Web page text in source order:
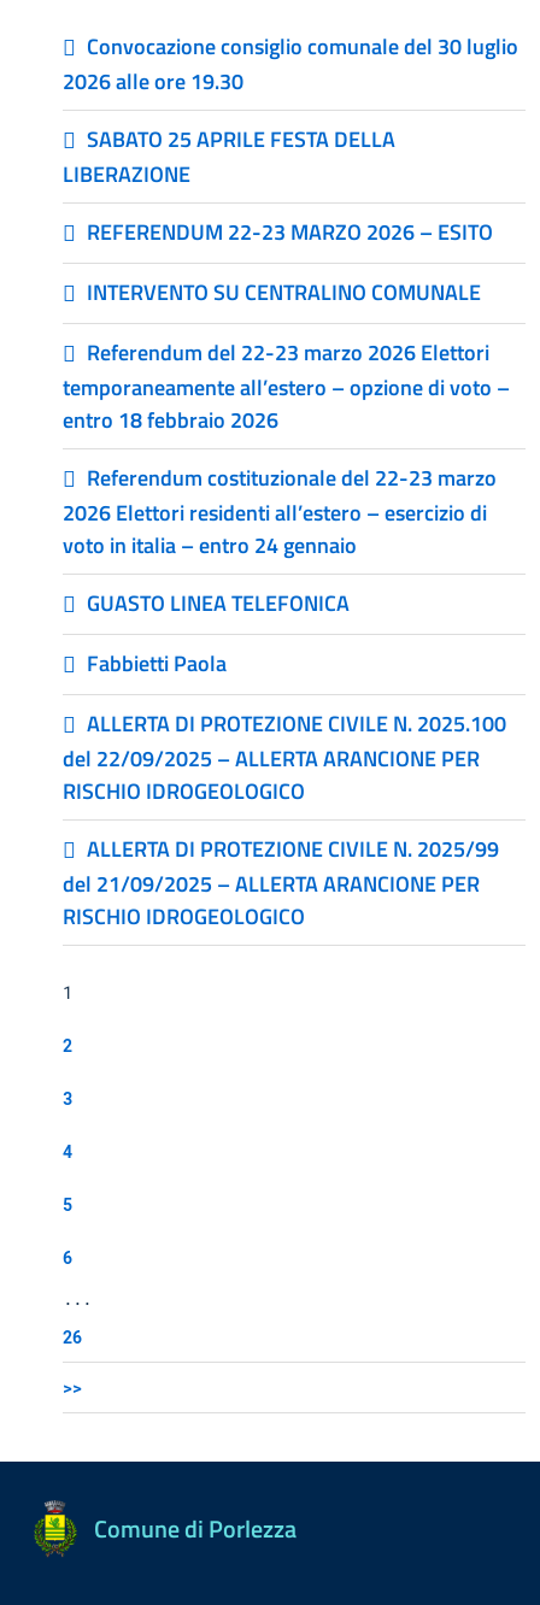
Convocazione consiglio comunale del 30 luglio
2026 alle ore 19.30
SABATO 25 APRILE FESTA DELLA
LIBERAZIONE
REFERENDUM 22-23 MARZO 2026 – ESITO
INTERVENTO SU CENTRALINO COMUNALE
Referendum del 22-23 marzo 2026 Elettori
temporaneamente all’estero – opzione di voto –
entro 18 febbraio 2026
Referendum costituzionale del 22-23 marzo
2026 Elettori residenti all’estero – esercizio di
voto in italia – entro 24 gennaio
GUASTO LINEA TELEFONICA
Fabbietti Paola
ALLERTA DI PROTEZIONE CIVILE N. 2025.100
del 22/09/2025 – ALLERTA ARANCIONE PER
RISCHIO IDROGEOLOGICO
ALLERTA DI PROTEZIONE CIVILE N. 2025/99
del 21/09/2025 – ALLERTA ARANCIONE PER
RISCHIO IDROGEOLOGICO
1
2
3
4
5
6
...
26
>>
Comune di Porlezza